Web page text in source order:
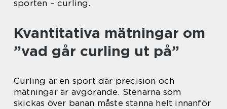
sporten – curling.
Kvantitativa mätningar om
”vad går curling ut på”
Curling är en sport där precision och
mätningar är avgörande. Stenarna som
skickas över banan måste stanna helt innanför